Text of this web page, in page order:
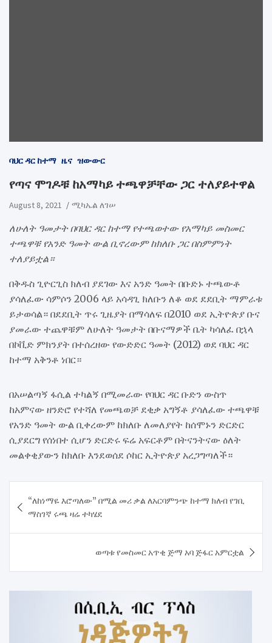
ባህር ዳር ከተማ ዜና ዝውውር
የጣና ሞገዶቹ ከአማካይ ተጫዋቻቸው ጋር ተለያይተዋል
August 8, 2021 ሚካኤል ለገሠ
ለሁለት ዓመታት በባህር ዳር ከተማ የተጫወተው የአማካይ መስመር
ተጫዋቹ የአንድ ዓመት ውል ቢኖረውም ከክለቡ ጋር በስምምነት
ተለያይቷል።
በቅዱስ ጊዮርጊስ ክለብ ያደገው እና አንድ ዓመት በቡድኑ ተጫውቶ
ያሳለፈው ሳምሶን 2006 ላይ አሳዳጊ ክለቡን ለቆ ወደ ደደቢት ማምራቱ
ይታወሳል። በደደቢት ጥሩ ጊዜያት በማሳለፍ በ2010 ወደ ኢትዮጵያ ቡና
ያመራው ተጨዋቹም ለሁለት ዓመታት በቡናማዎች ቤት ካሳለፈ በኋላ
በኮቪድ ምክንያት በተሰረዘው የውድድር ዓመት (2012) ወደ ባህር ዳር
ከተማ አቅንቶ ነበር።
በአሠልጣኝ ፋሲል ተካልኝ በሚመራው የባህር ዳር ቡድን ውስጥ
ከአምናው ዘንድሮ የተሻለ የመጫወቻ ደቂቃ አግኝቶ ያሳለፈው ተጫዋቹ
የአንድ ዓመት ውል ቢቀረውም ከክለቡ ለመለያየት ከሰሞኑን ድርድር
ሲያደርግ የሰነበተ ሲሆን ድርድሩ ፍሬ አፍርቶም በትናንትናው ዕለት
መልቀቂያውን ከክለቡ እንደወሰደ ሶከር ኢትዮጵያ አረጋግጣለች።
navigation
“ለከነማዬ እሮጣለው” በሚል መሪ ቃል ለአርባምንጭ ከተማ ክለብ የገቢ
ማስገኛ ሩጫ ዛሬ ተካሄደ
ወጣቱ የመስመር አጥቂ ጅማ አባ ጅፋር አምርቷል